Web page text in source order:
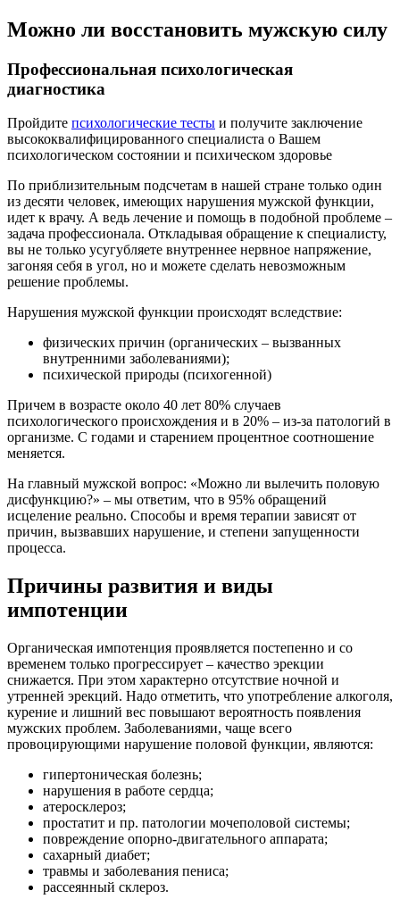
Можно ли восстановить мужскую силу
Профессиональная психологическая
диагностика
Пройдите психологические тесты и получите заключение
высококвалифицированного специалиста о Вашем
психологическом состоянии и психическом здоровье
По приблизительным подсчетам в нашей стране только один
из десяти человек, имеющих нарушения мужской функции,
идет к врачу. А ведь лечение и помощь в подобной проблеме –
задача профессионала. Откладывая обращение к специалисту,
вы не только усугубляете внутреннее нервное напряжение,
загоняя себя в угол, но и можете сделать невозможным
решение проблемы.
Нарушения мужской функции происходят вследствие:
физических причин (органических – вызванных
внутренними заболеваниями);
психической природы (психогенной)
Причем в возрасте около 40 лет 80% случаев
психологического происхождения и в 20% – из-за патологий в
организме. С годами и старением процентное соотношение
меняется.
На главный мужской вопрос: «Можно ли вылечить половую
дисфункцию?» – мы ответим, что в 95% обращений
исцеление реально. Способы и время терапии зависят от
причин, вызвавших нарушение, и степени запущенности
процесса.
Причины развития и виды
импотенции
Органическая импотенция проявляется постепенно и со
временем только прогрессирует – качество эрекции
снижается. При этом характерно отсутствие ночной и
утренней эрекций. Надо отметить, что употребление алкоголя,
курение и лишний вес повышают вероятность появления
мужских проблем. Заболеваниями, чаще всего
провоцирующими нарушение половой функции, являются:
гипертоническая болезнь;
нарушения в работе сердца;
атеросклероз;
простатит и пр. патологии мочеполовой системы;
повреждение опорно-двигательного аппарата;
сахарный диабет;
травмы и заболевания пениса;
рассеянный склероз.